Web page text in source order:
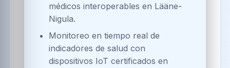
médicos interoperables en Lääne-
Nigula.
Monitoreo en tiempo real de
indicadores de salud con
dispositivos IoT certificados en